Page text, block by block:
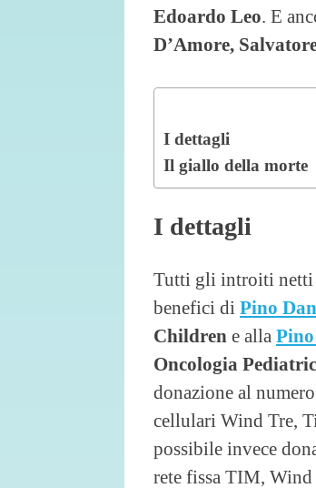
Edoardo Leo. E
D’Amore,
I dettagli
Il giallo della morte
I dettagli
Tutti gli introiti netti
benefici di Pino
Children e alla
Oncologia
donazione al numero
cellulari Wind Tre,
possibile invece
rete fissa TIM, Wind